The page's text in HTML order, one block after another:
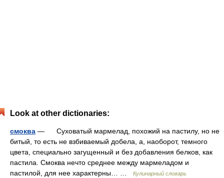
Look at other dictionaries:
смоква — Суховатый мармелад, похожий на пастилу, но не
битый, то есть не взбиваемый добела, а, наоборот, темного
цвета, специально загущенный и без добавления белков, как
пастила. Смоква нечто среднее между мармеладом и
пастилой, для нее характерны… …
Кулинарный словарь